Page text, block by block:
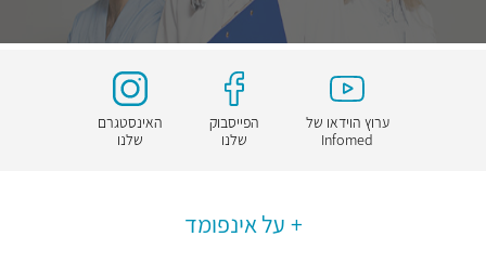
ערוץ הוידאו של
Infomed
הפייסבוק
שלנו
האינסטגרם
שלנו
על אינפומד